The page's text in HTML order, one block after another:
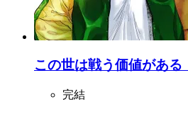
この世は戦う価値がある
完結